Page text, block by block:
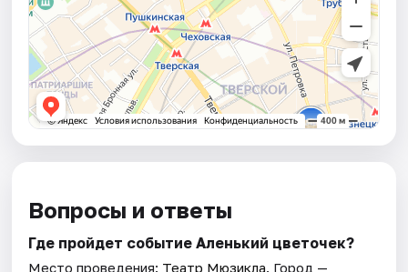
Вопросы и ответы
Где пройдет событие Аленький цветочек?
Место проведения: Театр Мюзикла. Город —